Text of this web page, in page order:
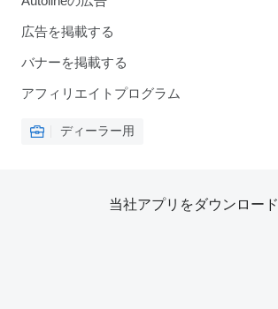
広告を掲載する
バナーを掲載する
アフィリエイトプログラム
ディーラー用
当社アプリをダウンロード